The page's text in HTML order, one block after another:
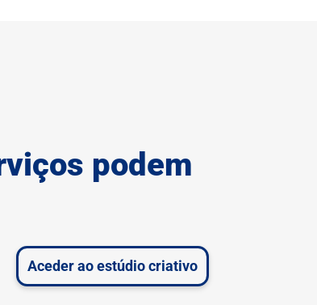
podem
Aceder ao estúdio criativo